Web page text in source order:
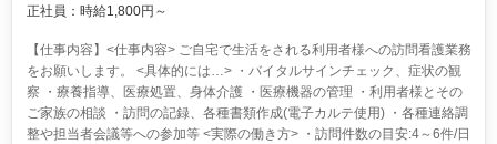
正社員：時給1,800円～
【仕事内容】<仕事内容> ご自宅で生活をされる利用者様への訪問看護業務
をお願いします。 <具体的には…> ・バイタルサインチェック、症状の観
察 ・療養指導、医療処置、身体介護 ・医療機器の管理 ・利用者様とその
ご家族の相談 ・訪問の記録、各種書類作成(電子カルテ使用) ・各種連絡調
整や担当者会議等への参加等 <実際の働き方> ・訪問件数の目安:4～6件/日